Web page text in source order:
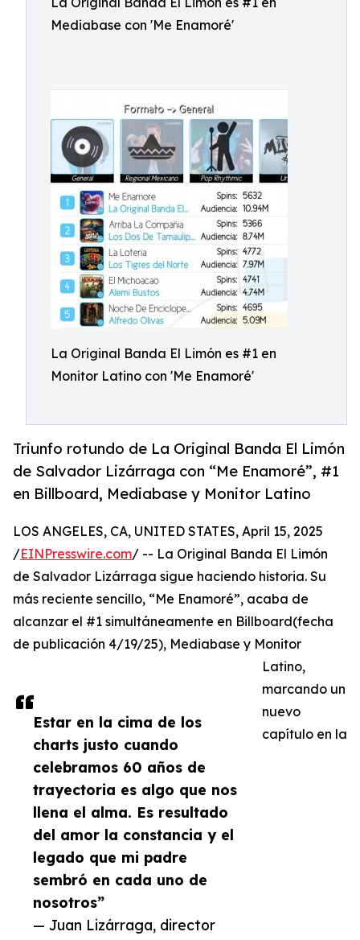
Mediabase con 'Me Enamoré'
La Original Banda El Limón es #1 en
Monitor Latino con 'Me Enamoré'
Triunfo rotundo de La Original Banda El Limón
de Salvador Lizárraga con “Me Enamoré”, #1
en Billboard, Mediabase y Monitor Latino
Estar en la cima de los
charts justo cuando
celebramos 60 años de
trayectoria es algo que nos
llena el alma. Es resultado
del amor la constancia y el
legado que mi padre
sembró en cada uno de
nosotros”
— Juan Lizárraga, director
LOS ANGELES, CA, UNITED STATES, April 15, 2025
/EINPresswire.com/ -- La Original Banda El Limón
de Salvador Lizárraga sigue haciendo historia. Su
más reciente sencillo, “Me Enamoré”, acaba de
alcanzar el #1 simultáneamente en Billboard(fecha
de publicación 4/19/25), Mediabase y Monitor
Latino,
marcando un
nuevo
capítulo en la